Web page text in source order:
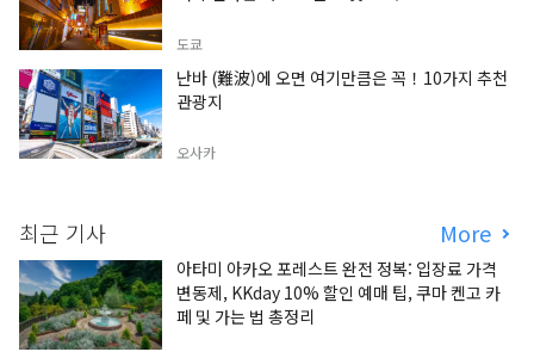
도쿄
난바 (難波)에 오면 여기만큼은 꼭！10가지 추천
관광지
오사카
최근 기사 More
아타미 아카오 포레스트 완전 정복: 입장료 가격
변동제, KKday 10% 할인 예매 팁, 쿠마 켄고 카
페 및 가는 법 총정리